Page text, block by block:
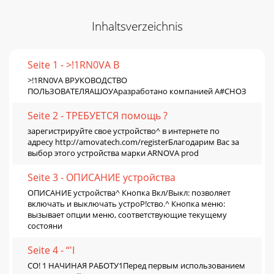
Inhaltsverzeichnis
Seite 1 - >!1RN0VA В
>!1RN0VA ВРУКОВОДСТВО
ПОЛЬЗОВАТЕЛЯАШОУАразработано компанией А#СНОЗ
Seite 2 - ТРЕБУЕТСЯ помощь ?
зарегистрируйте свое устройство^ в интернете по
адресу http://amovatech.com/registerБлагодарим Вас за
выбор этого устройства марки ARNOVA prod
Seite 3 - ОПИСАНИЕ устройства
ОПИСАНИЕ устройства^ Кнопка Вкл/Выкл: позволяет
включать и выключать устроР!ство.^ Кнопка меню:
вызывает опции меню, соответствующие текущему
состояни
Seite 4 - “'I
СО! 1 НАЧИНАЯ РАБОТУ1Перед первым использованием